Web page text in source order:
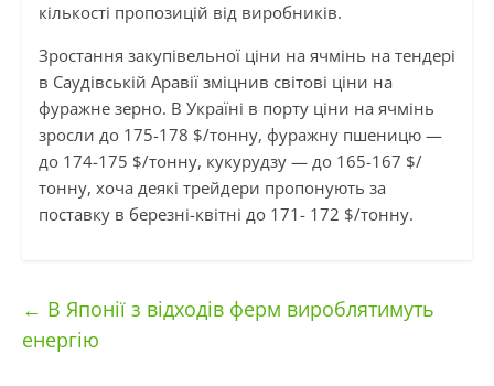
кількості пропозицій від виробників.
Зростання закупівельної ціни на ячмінь на тендері
в Саудівській Аравії зміцнив світові ціни на
фуражне зерно. В Україні в порту ціни на ячмінь
зросли до 175-178 $/тонну, фуражну пшеницю —
до 174-175 $/тонну, кукурудзу — до 165-167 $/
тонну, хоча деякі трейдери пропонують за
поставку в березні-квітні до 171- 172 $/тонну.
← В Японії з відходів ферм вироблятимуть
енергію